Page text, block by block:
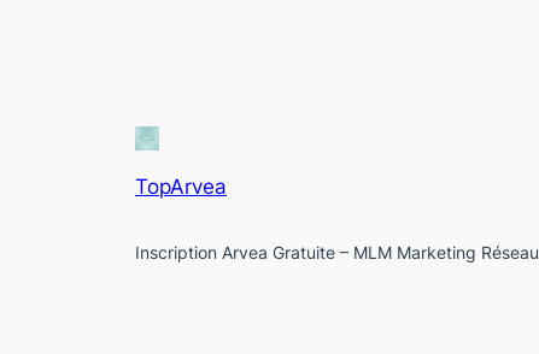
TopArvea
Inscription Arvea Gratuite – MLM Marketing Réseau